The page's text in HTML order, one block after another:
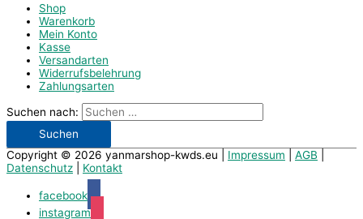
Shop
Warenkorb
Mein Konto
Kasse
Versandarten
Widerrufsbelehrung
Zahlungsarten
Suchen nach:
Copyright © 2026 yanmarshop-kwds.eu Impressum AGB
Datenschutz
Kontakt
facebook
instagram